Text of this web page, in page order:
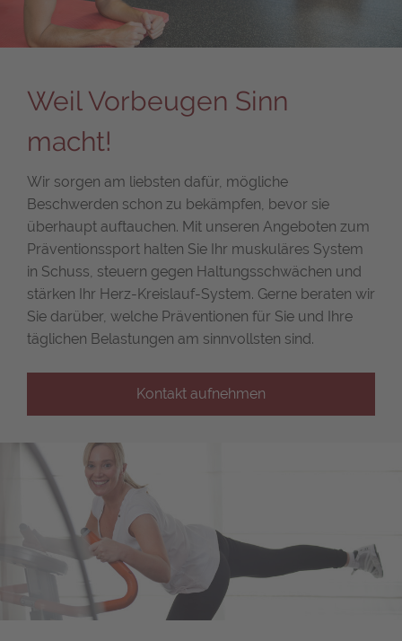
Weil Vorbeugen Sinn
macht!
Wir sorgen am liebsten dafür, mögliche
Beschwerden schon zu bekämpfen, bevor sie
überhaupt auftauchen. Mit unseren Angeboten zum
Präventionssport halten Sie Ihr muskuläres System
in Schuss, steuern gegen Haltungsschwächen und
stärken Ihr Herz-Kreislauf-System. Gerne beraten wir
Sie darüber, welche Präventionen für Sie und Ihre
täglichen Belastungen am sinnvollsten sind.
Kontakt aufnehmen